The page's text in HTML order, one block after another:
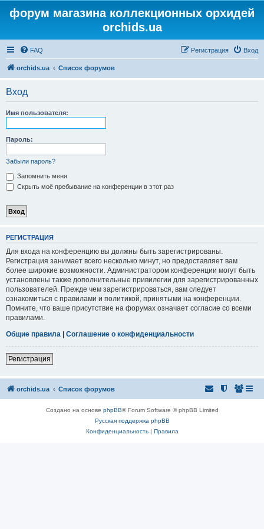
форум магазина коллекционных орхидей
orchids.ua
FAQ Вход
Регистрация
orchids.ua Список форумов
Вход
Имя пользователя:
Пароль:
Забыли пароль?
Запомнить меня
Скрыть моё пребывание на конференции в этот раз
РЕГИСТРАЦИЯ
Для входа на конференцию вы должны быть зарегистрированы.
Регистрация занимает всего несколько минут, но предоставляет вам
более широкие возможности. Администратором конференции могут быть
установлены также дополнительные привилегии для зарегистрированных
пользователей. Прежде чем зарегистрироваться, вам следует
ознакомиться с правилами и политикой, принятыми на конференции.
Помните, что ваше присутствие на форумах означает согласие со всеми
правилами.
Общие правила | Соглашение о конфиденциальности
Регистрация
orchids.ua Список форумов
Создано на основе phpBB® Forum Software © phpBB Limited
Русская поддержка phpBB
Конфиденциальность| Правила